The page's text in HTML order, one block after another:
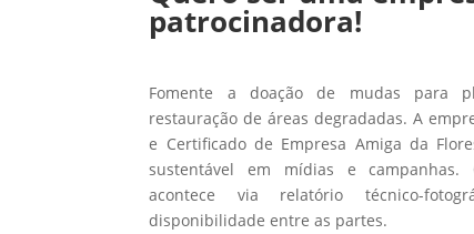
patrocinadora!
Fomente a doação de mudas para
restauração de áreas degradadas. A
e Certificado de Empresa Amiga da
sustentável em mídias e campanhas.
acontece via relatório técnico-
disponibilidade entre as partes.